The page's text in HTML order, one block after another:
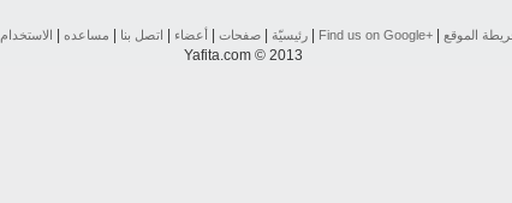
الموقع Find us on ‪Google+‬‏ رئيسيّة صفحات أعضاء اتصل بنا مساعده الاستخدام
Yafita.com © 2013